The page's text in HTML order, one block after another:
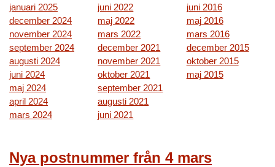
januari 2025
december 2024
november 2024
september 2024
augusti 2024
juni 2024
maj 2024
april 2024
mars 2024
juni 2022
maj 2022
mars 2022
december 2021
november 2021
oktober 2021
september 2021
augusti 2021
juni 2021
juni 2016
maj 2016
mars 2016
december 2015
oktober 2015
maj 2015
Nya postnummer från 4 mars